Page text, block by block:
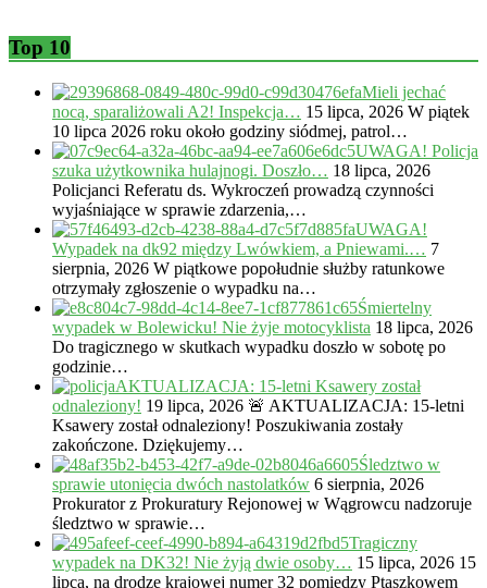
Top 10
Mieli jechać
nocą, sparaliżowali A2! Inspekcja… 15 lipca, 2026 W piątek
10 lipca 2026 roku około godziny siódmej, patrol…
UWAGA! Policja
szuka użytkownika hulajnogi. Doszło… 18 lipca, 2026
Policjanci Referatu ds. Wykroczeń prowadzą czynności
wyjaśniające w sprawie zdarzenia,…
UWAGA!
Wypadek na dk92 między Lwówkiem, a Pniewami.… 7
sierpnia, 2026 W piątkowe popołudnie służby ratunkowe
otrzymały zgłoszenie o wypadku na…
Śmiertelny
wypadek w Bolewicku! Nie żyje motocyklista 18 lipca, 2026
Do tragicznego w skutkach wypadku doszło w sobotę po
godzinie…
AKTUALIZACJA: 15-letni Ksawery został
odnaleziony! 19 lipca, 2026 🚨 AKTUALIZACJA: 15-letni
Ksawery został odnaleziony! Poszukiwania zostały
zakończone. Dziękujemy…
Śledztwo w
sprawie utonięcia dwóch nastolatków 6 sierpnia, 2026
Prokurator z Prokuratury Rejonowej w Wągrowcu nadzoruje
śledztwo w sprawie…
Tragiczny
wypadek na DK32! Nie żyją dwie osoby… 15 lipca, 2026 15
lipca, na drodze krajowej numer 32 pomiędzy Ptaszkowem